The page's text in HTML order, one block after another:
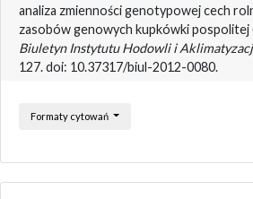
analiza zmienności genotypowej cech
zasobów genowych kupkówki pospolitej
Biuletyn Instytutu Hodowli i
127. doi: 10.37317/biul-2012-0080.
Formaty cytowań